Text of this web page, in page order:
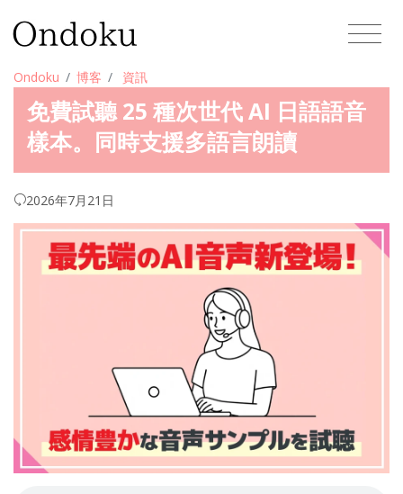
Ondoku 博客 資訊
免費試聽 25 種次世代 AI 日語語音
樣本。同時支援多語言朗讀
2026年7月21日